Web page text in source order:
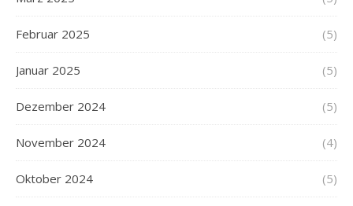
Februar 2025 (5)
Januar 2025 (5)
Dezember 2024 (5)
November 2024 (4)
Oktober 2024 (5)